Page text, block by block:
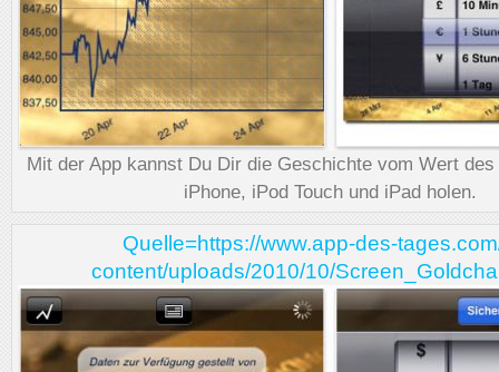
Mit der App kannst Du Dir die Geschichte vom Wert
iPhone, iPod Touch und iPad holen.
Quelle=https://www.app-des-
content/uploads/2010/10/